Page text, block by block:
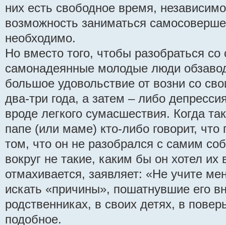
них есть свободное время,
возможность заниматься
необходимо.
Но вместо того, чтобы разобраться
самонадеянные молодые люди
большое удовольствие от возни со
два-три года, а затем – либо
вроде легкого сумасшествия. Когда
папе (или маме) кто-либо говорит, что
том, что он не разобрался с самим
вокруг не такие, каким бы он хотел их
отмахивается, заявляет: «Не учите
искать «причины», пошатнувшие его
родственниках, в своих детях, в
подобное.